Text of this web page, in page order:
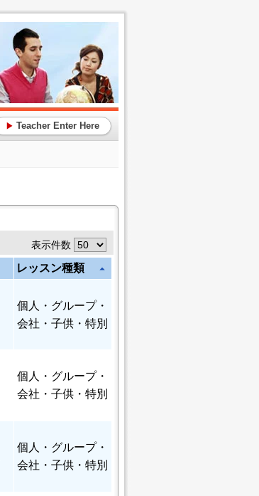
▶ Teacher Enter Here
表示件数
レッスン種類 arrow_drop_up
個人
・グループ・
会社・子供・特別
個人
・グループ・
会社・子供・特別
個人
・グループ・
会社・子供・特別